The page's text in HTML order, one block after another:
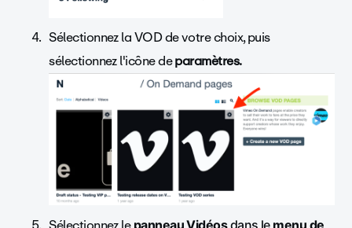
Sélectionnez la VOD de votre choix, puis
sélectionnez l'icône deparamètres.
panneau Vidéosdans le menu de